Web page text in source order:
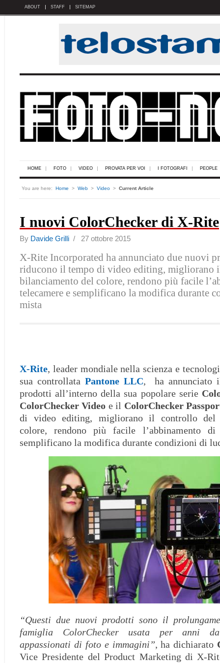
ABOUT STAFF SITEMAP
HOME FOTO VIDEO PROVATA PER VOI I FOTOGRAFI PEOPLE
You are here: Home > Web > Video > Current Article
I nuovi ColorChecker di X-Rite
By Davide Grilli / 27 ottobre 2015
X-Rite Incorporated ha annunciato due nuovi
riducono il tempo di video editing, migliorano
bilanciamento del colore, rendono più facile
telecamere e semplificano la modifica durante
mista
X-Rite, leader mondiale nella scienza e
sua controllata Pantone LLC, ha annunciato
prodotti all’interno della sua popolare serie
ColorChecker Video e il ColorChecker
di video editing, migliorano il controllo del
colore, rendono più facile l’abbinamento
semplificano la modifica durante condizioni di
“Questi due nuovi prodotti sono il
famiglia ColorChecker usata per anni
appassionati di foto e immagini”, ha dichiarato
Vice Presidente del Product Marketing di X-